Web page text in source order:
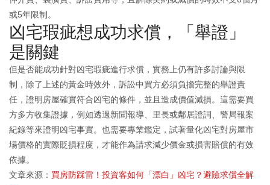
或5年限制。
凶宅瑕疵想成功求償，「舉證」
是關鍵
但是否能成功針對凶宅瑕疵進行求償，實務上仍有許多討論與限
制，除了上述的黃金時效外，訴訟中買方必須負擔完整的舉證責
任，證明房屋確實符合凶宅的條件，並且造成價值減損。這需要買
方多方收集證據，例如透過新聞報導、里長或鄰居證詞、警局報案
紀錄等來證明凶宅事實。也需要專業鑑定，試著量化凶宅對房屋市
場價格的實際貶損程度，才能作為請求減少價金或損害賠償的有效
依據。
文章來源： 買房防踩雷！投資客如何「漂白」凶宅？避險求償全解